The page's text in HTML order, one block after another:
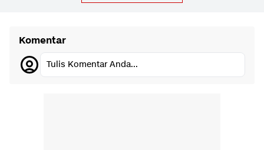
Komentar
Tulis Komentar Anda...